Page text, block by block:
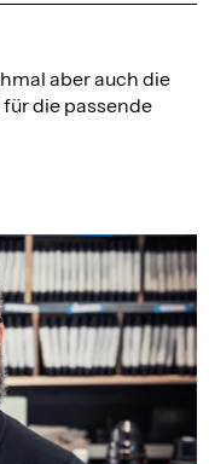
aber auch die
die passende